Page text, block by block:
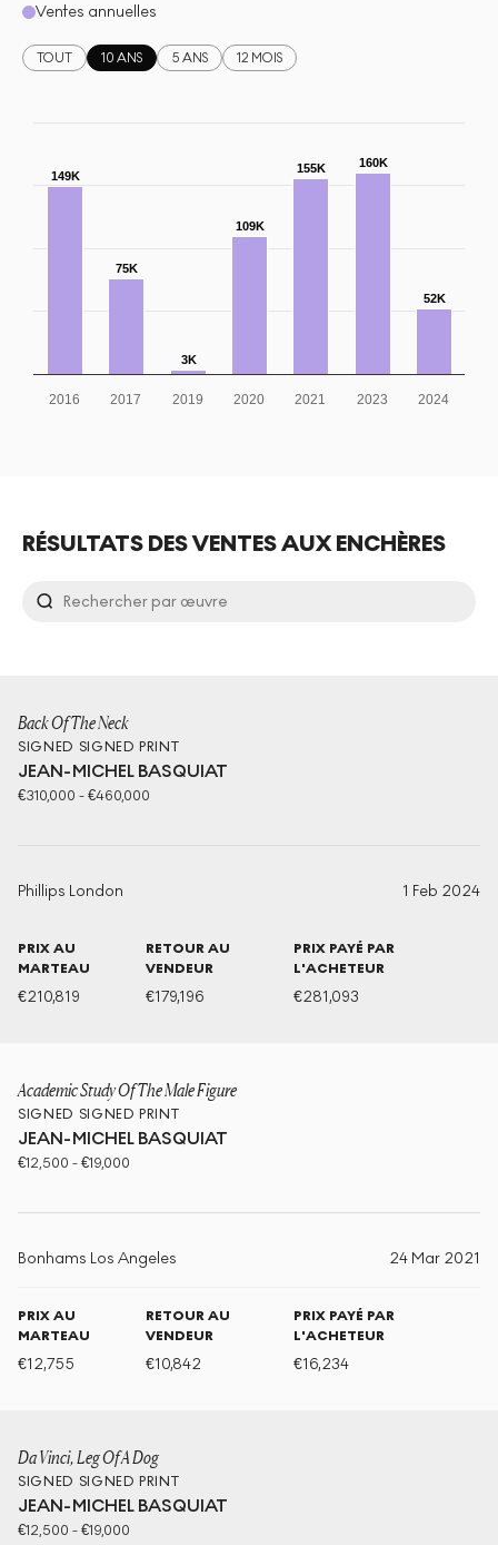
Ventes annuelles
TOUT 10 ANS 5 ANS 12 MOIS
149K
75K
3K
109K
155K 160K
52K
2016 2017 2019 2020 2021 2023 2024
RÉSULTATS DES VENTES AUX ENCHÈRES
Back Of The Neck
SIGNED SIGNED PRINT
JEAN-MICHEL BASQUIAT
€310,000 -€460,000
Phillips London 1 Feb 2024
PRIX AU
MARTEAU
€210,819
RETOUR AU
VENDEUR
€179,196
PRIX PAYÉ PAR
L'ACHETEUR
€281,093
Academic Study Of The Male Figure
SIGNED SIGNED PRINT
JEAN-MICHEL BASQUIAT
€12,500 -€19,000
Bonhams Los Angeles 24 Mar 2021
PRIX AU
MARTEAU
€12,755
RETOUR AU
VENDEUR
€10,842
PRIX PAYÉ PAR
L'ACHETEUR
€16,234
Da Vinci, Leg Of A Dog
SIGNED SIGNED PRINT
JEAN-MICHEL BASQUIAT
€12,500 -€19,000